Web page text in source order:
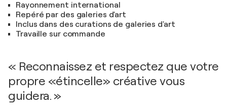
Rayonnement international
Repéré par des galeries d'art
Inclus dans des curations de galeries d'art
Travaille sur commande
« Reconnaissez et respectez que votre
propre «étincelle» créative vous
guidera. »